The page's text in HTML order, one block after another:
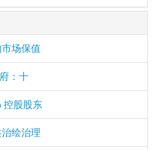
场保值
：十
控股股东
绘治理